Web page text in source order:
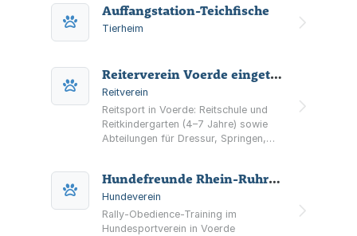
Auffangstation-Teichfische
Tierheim
Reiterverein Voerde eingetragener Verein
Reitverein
Reitsport in Voerde: Reitschule und
Reitkindergarten (4–7 Jahre) sowie
Abteilungen für Dressur, Springen,
Hundefreunde Rhein-Ruhr-Lippe e.V.
Hundeverein
Rally-Obedience-Training im
Hundesportverein in Voerde